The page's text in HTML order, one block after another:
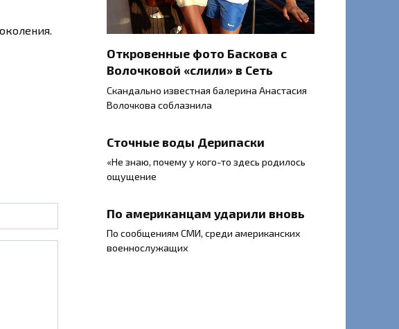
Откровенные фото Баскова с
Волочковой «слили» в Сеть
Скандально известная балерина Анастасия
Волочкова соблазнила
Сточные воды Дерипаски
«Не знаю, почему у кого-то здесь родилось
ощущение
По американцам ударили вновь
По сообщениям СМИ, среди американских
военнослужащих